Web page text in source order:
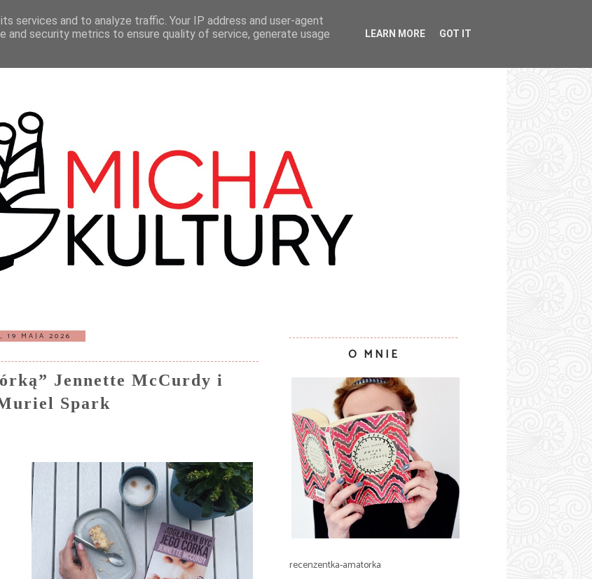
TEATR SERIALE 100 BBC KONTAKT
19 MAJA 2026
Jennette McCurdy i
Spark
O MNIE
recenzentka-amatorka
services and to analyze traffic. Your IP address and user-agent
and security metrics to ensure quality of service, generate usage
LEARN MORE GOT IT